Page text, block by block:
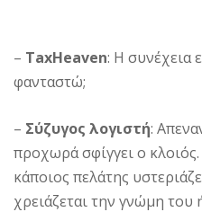
– TaxHeaven: Η συνέχεια
φανταστώ;
– Σύζυγος λογιστή:
προχωρά σφίγγει ο
κάποιος πελάτης
χρειάζεται την γνώμη του